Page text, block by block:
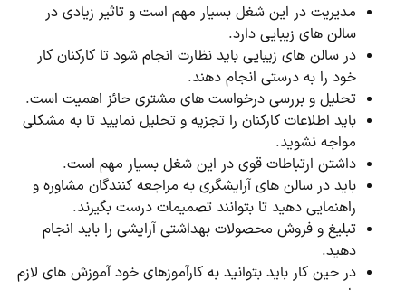
مدیریت در این شغل بسیار مهم است و تاثیر زیادی در
سالن های زیبایی دارد.
در سالن های زیبایی باید نظارت انجام شود تا کارکنان کار
خود را به درستی انجام دهند.
تحلیل و بررسی درخواست های مشتری حائز اهمیت است.
باید اطلاعات کارکنان را تجزیه و تحلیل نمایید تا به مشکلی
مواجه نشوید.
داشتن ارتباطات قوی در این شغل بسیار مهم است.
باید در سالن های آرایشگری به مراجعه کنندگان مشاوره و
راهنمایی دهید تا بتوانند تصمیمات درست بگیرند.
تبلیغ و فروش محصولات بهداشتی آرایشی را باید انجام
دهید.
در حین کار باید بتوانید به کارآموزهای خود آموزش های لازم